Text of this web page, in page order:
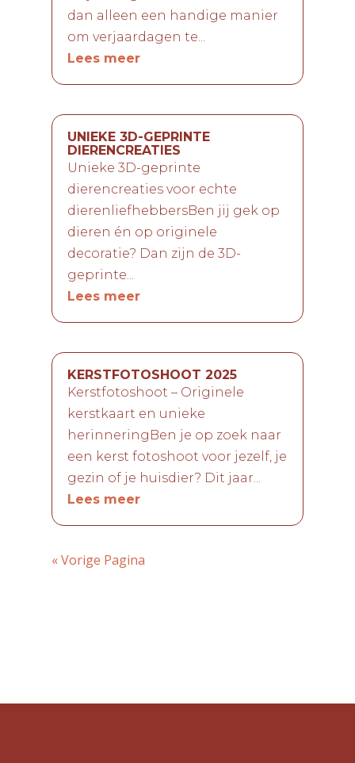
dan alleen een handige manier
om verjaardagen te...
Lees meer
UNIEKE 3D-GEPRINTE
DIERENCREATIES
Unieke 3D-geprinte
dierencreaties voor echte
dierenliefhebbersBen jij gek op
dieren én op originele
decoratie? Dan zijn de 3D-
geprinte...
Lees meer
KERSTFOTOSHOOT 2025
Kerstfotoshoot – Originele
kerstkaart en unieke
herinneringBen je op zoek naar
een kerst fotoshoot voor jezelf, je
gezin of je huisdier? Dit jaar...
Lees meer
« Vorige Pagina